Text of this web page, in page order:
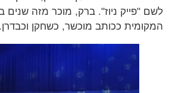
"פייק ניוז". ברק, מוכר מזה שנים
ככותב מוכשר, כשחקן וכבדרן.